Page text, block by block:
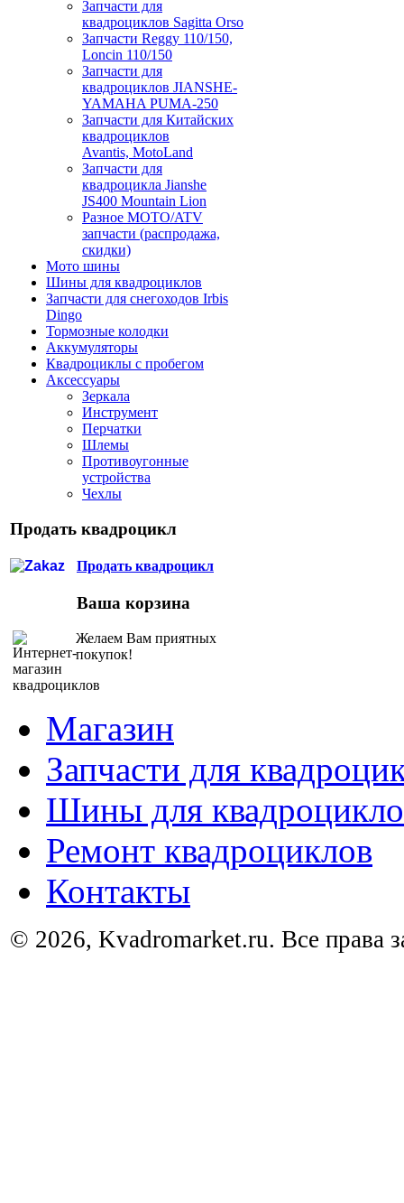
Запчасти для
квадроциклов Sagitta Orso
Запчасти Reggy 110/150,
Loncin 110/150
Запчасти для
квадроциклов JIANSHE-
YAMAHA PUMA-250
Запчасти для Китайских
квадроциклов
Avantis, MotoLand
Запчасти для
квадроцикла Jianshe
JS400 Mountain Lion
Разное МОТО/ATV
запчасти (распродажа,
скидки)
Мото шины
Шины для квадроциклов
Запчасти для снегоходов Irbis
Dingo
Тормозные колодки
Аккумуляторы
Квадроциклы с пробегом
Аксессуары
Зеркала
Инструмент
Перчатки
Шлемы
Противоугонные
устройства
Чехлы
Продать квадроцикл
Продать квадроцикл
Ваша корзина
Желаем Вам приятных
покупок!
Магазин
Запчасти для
Шины для
Ремонт квадроциклов
Контакты
© 2026, Kvadromarket.ru. Все права